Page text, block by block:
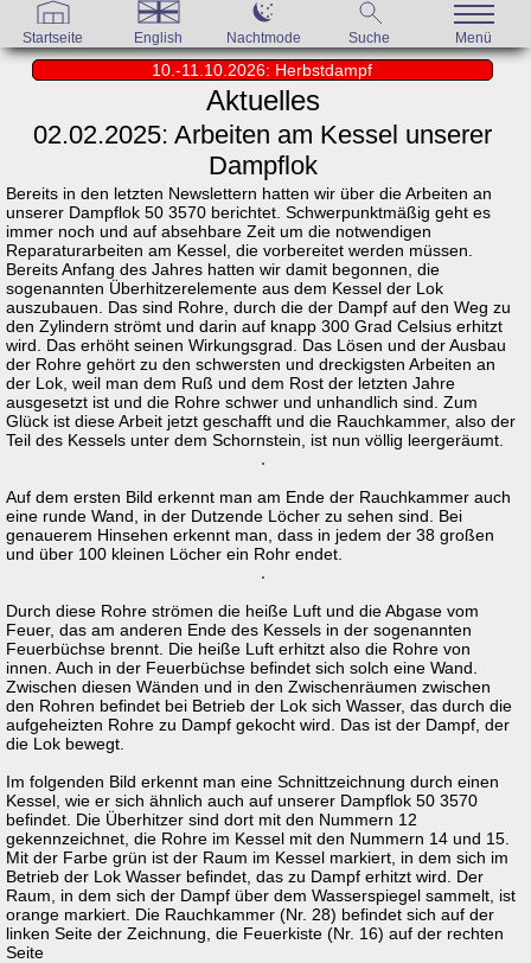
Startseite English Nachtmode Suche Menü
10.-11.10.2026: Herbstdampf
Aktuelles
02.02.2025: Arbeiten am Kessel unserer
Dampflok
Bereits in den letzten Newslettern hatten wir über die Arbeiten an
unserer Dampflok 50 3570 berichtet. Schwerpunktmäßig geht es
immer noch und auf absehbare Zeit um die notwendigen
Reparaturarbeiten am Kessel, die vorbereitet werden müssen.
Bereits Anfang des Jahres hatten wir damit begonnen, die
sogenannten Überhitzerelemente aus dem Kessel der Lok
auszubauen. Das sind Rohre, durch die der Dampf auf den Weg zu
den Zylindern strömt und darin auf knapp 300 Grad Celsius erhitzt
wird. Das erhöht seinen Wirkungsgrad. Das Lösen und der Ausbau
der Rohre gehört zu den schwersten und dreckigsten Arbeiten an
der Lok, weil man dem Ruß und dem Rost der letzten Jahre
ausgesetzt ist und die Rohre schwer und unhandlich sind. Zum
Glück ist diese Arbeit jetzt geschafft und die Rauchkammer, also der
Teil des Kessels unter dem Schornstein, ist nun völlig leergeräumt.
Auf dem ersten Bild erkennt man am Ende der Rauchkammer auch
eine runde Wand, in der Dutzende Löcher zu sehen sind. Bei
genauerem Hinsehen erkennt man, dass in jedem der 38 großen
und über 100 kleinen Löcher ein Rohr endet.
Durch diese Rohre strömen die heiße Luft und die Abgase vom
Feuer, das am anderen Ende des Kessels in der sogenannten
Feuerbüchse brennt. Die heiße Luft erhitzt also die Rohre von
innen. Auch in der Feuerbüchse befindet sich solch eine Wand.
Zwischen diesen Wänden und in den Zwischenräumen zwischen
den Rohren befindet bei Betrieb der Lok sich Wasser, das durch die
aufgeheizten Rohre zu Dampf gekocht wird. Das ist der Dampf, der
die Lok bewegt.
Im folgenden Bild erkennt man eine Schnittzeichnung durch einen
Kessel, wie er sich ähnlich auch auf unserer Dampflok 50 3570
befindet. Die Überhitzer sind dort mit den Nummern 12
gekennzeichnet, die Rohre im Kessel mit den Nummern 14 und 15.
Mit der Farbe grün ist der Raum im Kessel markiert, in dem sich im
Betrieb der Lok Wasser befindet, das zu Dampf erhitzt wird. Der
Raum, in dem sich der Dampf über dem Wasserspiegel sammelt, ist
orange markiert. Die Rauchkammer (Nr. 28) befindet sich auf der
linken Seite der Zeichnung, die Feuerkiste (Nr. 16) auf der rechten
Seite